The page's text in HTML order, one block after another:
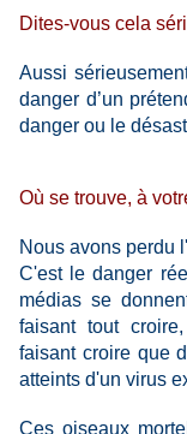
Dites-vous cela
Aussi
danger d’un
danger ou le
Où se trouve, à
Nous avons perdu
C'est le danger
médias se
faisant tout
faisant croire que
atteints d'un virus
Ces oiseaux